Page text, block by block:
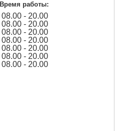
Время работы:
08.00 - 20.00
08.00 - 20.00
08.00 - 20.00
08.00 - 20.00
08.00 - 20.00
08.00 - 20.00
08.00 - 20.00